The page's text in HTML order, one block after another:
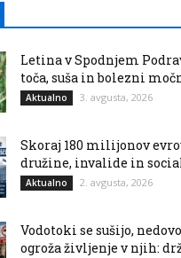
Letina v Spodnjem
toča, suša in bolezni
Aktualno 3. avgusta, 2026
Skoraj 180 milijonov
družine, invalide in
Aktualno 2. avgusta, 2026
Vodotoki se sušijo,
ogroža življenje v njih: